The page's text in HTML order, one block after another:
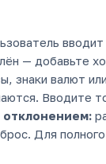
— добавьте
знаки валют
Вводите
Для